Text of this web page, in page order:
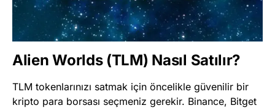
Alien Worlds (TLM) Nasıl Satılır?
TLM tokenlarınızı satmak için öncelikle güvenilir bir
kripto para borsası seçmeniz gerekir. Binance, Bitget